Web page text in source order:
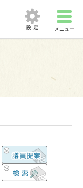
メニュー